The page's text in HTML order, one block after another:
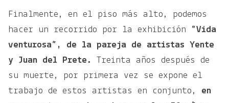
Finalmente, en el piso más alto, podemos
hacer un recorrido por la exhibición “Vida
venturosa”, de la pareja de artistas Yente
y Juan del Prete.
Treinta años después de
su muerte, por primera vez se expone el
trabajo de estos artistas en conjunto, en